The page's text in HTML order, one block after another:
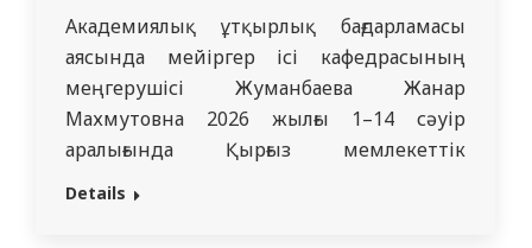
Академиялық ұтқырлық бағдарламасы
аясында мейіргер ісі кафедрасының
меңгерушісі Жуманбаева Жанар
Махмутовна 2026 жылғы 1–14 сәуір
аралығында Қырғыз мемлекеттік
медицина академиясының И.К. Ахунбаев
Details